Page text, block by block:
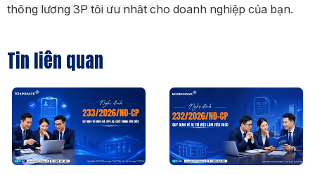
thống lương 3P tối ưu nhất cho doanh nghiệp của bạn.
Tin liên quan